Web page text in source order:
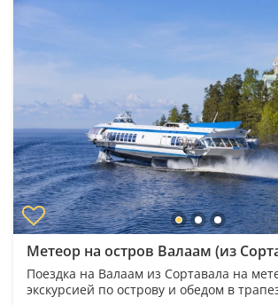
Метеор на остров Валаам (из
Поездка на Валаам из Сортавала на
экскурсией по острову и обедом в